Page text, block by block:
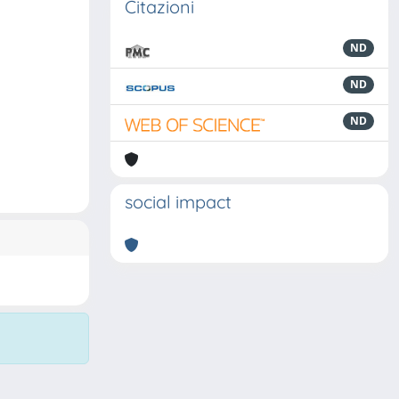
Citazioni
ND
ND
ND
social impact